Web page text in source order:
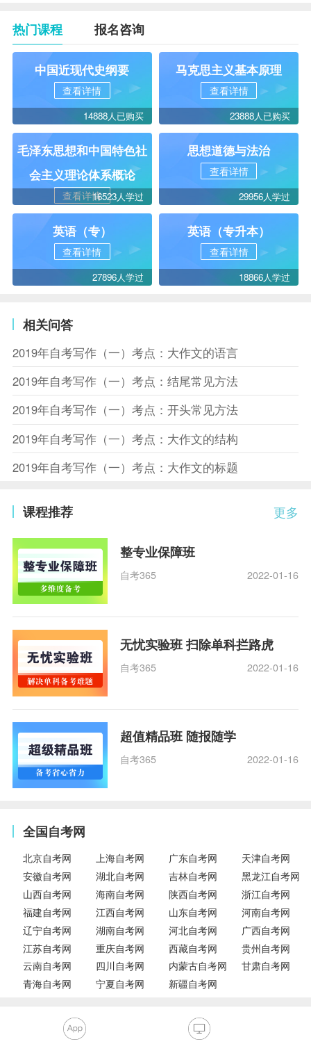
热门课程 报名咨询
中国近现代史纲要
查看详情
14888人已购买
马克思主义基本原理
查看详情
23888人已购买
毛泽东思想和中国特色社
会主义理论体系概论
查看详情16523人学过
思想道德与法治
查看详情
29956人学过
英语（专）
查看详情
27896人学过
英语（专升本）
查看详情
18866人学过
相关问答
2019年自考写作（一）考点：大作文的语言
2019年自考写作（一）考点：结尾常见方法
2019年自考写作（一）考点：开头常见方法
2019年自考写作（一）考点：大作文的结构
2019年自考写作（一）考点：大作文的标题
更多
课程推荐
整专业保障班
自考365 2022-01-16
无忧实验班 扫除单科拦路虎
自考365 2022-01-16
超值精品班 随报随学
自考365 2022-01-16
全国自考网
北京自考网 上海自考网 广东自考网
天津自考网
安徽自考网
湖北自考网 吉林自考网
黑龙江自考网
山西自考网
海南自考网 陕西自考网
浙江自考网
福建自考网
江西自考网 山东自考网
河南自考网
辽宁自考网
湖南自考网 河北自考网
广西自考网
江苏自考网
重庆自考网 西藏自考网
贵州自考网
云南自考网
四川自考网 内蒙古自考网
甘肃自考网
青海自考网
宁夏自考网 新疆自考网